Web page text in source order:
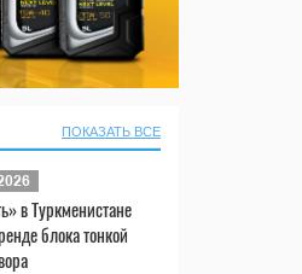
ПОКАЗАТЬ ВСЕ
в Туркменистане
блока тонкой